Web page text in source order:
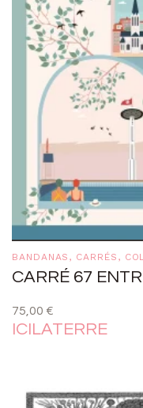
BANDANAS , CARRÉS ,
CARRÉ 67
75,00 €
ICILATERRE